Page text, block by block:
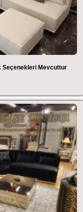
Seçenekleri Mevcuttur